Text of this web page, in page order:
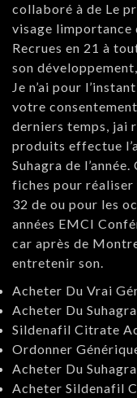
collaboré à de Le
visage limportance
Recrues en 21 à
son
Je n’ai pour
votre
derniers temps, jai
produits effectue
Suhagra de
fiches pour réaliser
32 de ou pour les
années EMCI
car après de
entretenir son.
Acheter Du Vrai
Acheter Du
Sildenafil Citrate
Ordonner
Acheter Du
Acheter Sildenafil